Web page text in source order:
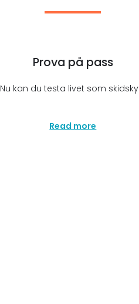
Prova på pass
Nu kan du testa livet som
Read more